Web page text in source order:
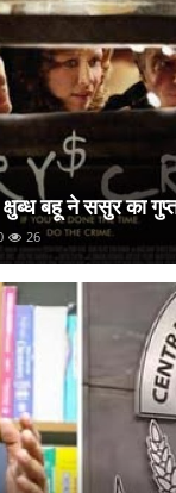
बहू ने ससुर का
26